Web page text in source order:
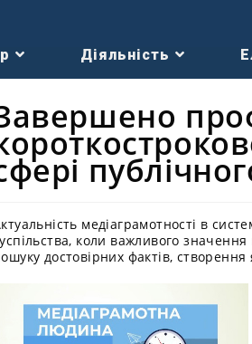
Діяльність
медіаграмотності в
коли важливого
достовірних фактів, створення